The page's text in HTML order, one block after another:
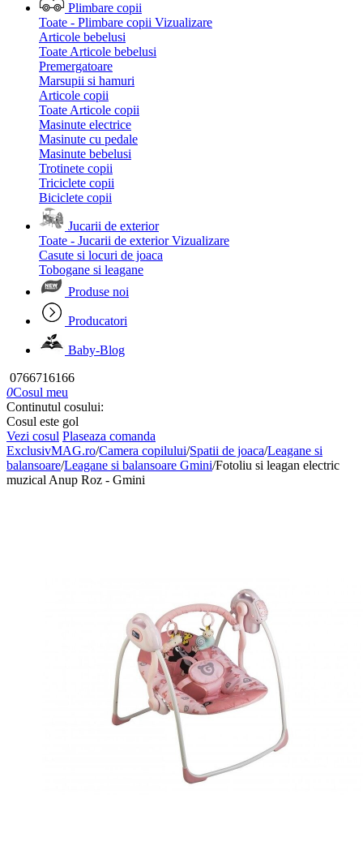
Plimbare copii
Toate - Plimbare copii Vizualizare
Articole bebelusi
Toate Articole bebelusi
Premergatoare
Marsupii si hamuri
Articole copii
Toate Articole copii
Masinute electrice
Masinute cu pedale
Masinute bebelusi
Trotinete copii
Triciclete copii
Biciclete copii
Jucarii de exterior
Toate - Jucarii de exterior Vizualizare
Casute si locuri de joaca
Tobogane si leagane
Produse noi
Producatori
Baby-Blog
0766716166
0Cosul meu
Continutul cosului:
Cosul este gol
Vezi cosul Plaseaza comanda
ExclusivMAG.ro/Camera copilului/Spatii de joaca/Leagane si
balansoare/Leagane si balansoare Gmini/Fotoliu si leagan electric
muzical Anup Roz - Gmini